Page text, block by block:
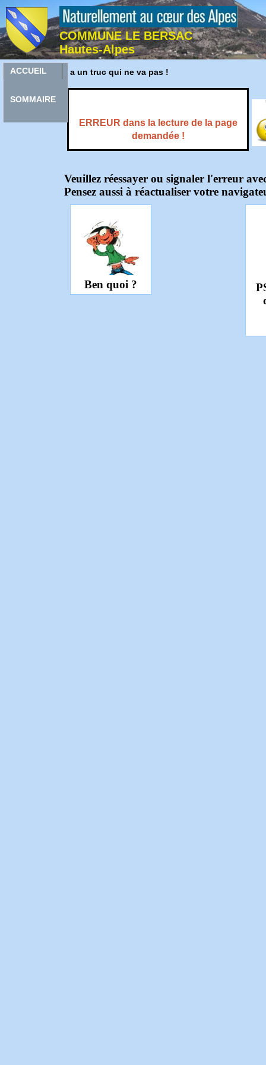
COMMUNE LE BERSAC
Hautes-Alpes
ACCUEIL
SOMMAIRE
a un truc qui ne va pas !
ERREUR dans la lecture de la page
demandée !
Veuillez réessayer ou signaler l'erreur
Pensez aussi à réactualiser votre
Ben quoi ?